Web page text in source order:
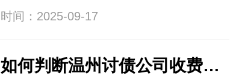
时间：2025-09-17
如何判断温州讨债公司收费是否合理？